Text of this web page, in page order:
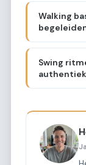
Walking
Swing